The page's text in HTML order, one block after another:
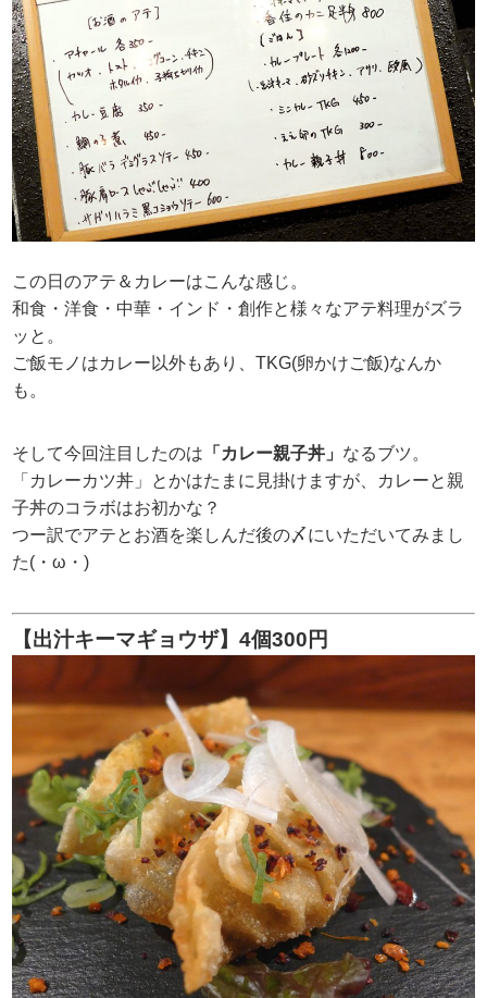
この日のアテ＆カレーはこんな感じ。
和食・洋食・中華・インド・創作と様々なアテ料理がズラ
ッと。
ご飯モノはカレー以外もあり、TKG(卵かけご飯)なんか
も。
そして今回注目したのは 「カレー親子丼」 なるブツ。
「カレーカツ丼」とかはたまに見掛けますが、カレーと親
子丼のコラボはお初かな？
つー訳でアテとお酒を楽しんだ後の〆にいただいてみまし
た(・ω・)
【出汁キーマギョウザ】4個300円